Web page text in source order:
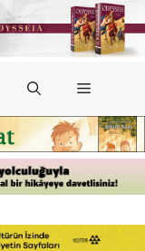
Menü